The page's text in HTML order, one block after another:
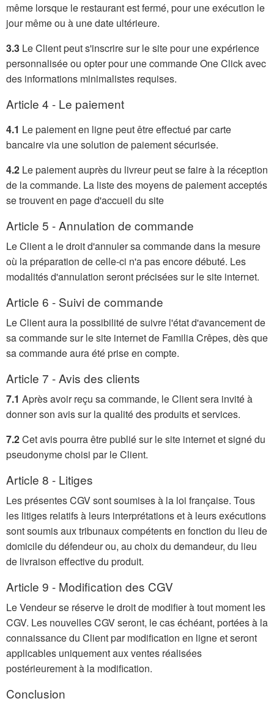
même lorsque le restaurant est fermé, pour une exécution le
jour même ou à une date ultérieure.
3.3 Le Client peut s'inscrire sur le site pour une expérience
personnalisée ou opter pour une commande One Click avec
des informations minimalistes requises.
Article 4 - Le paiement
4.1 Le paiement en ligne peut être effectué par carte
bancaire via une solution de paiement sécurisée.
4.2 Le paiement auprès du livreur peut se faire à la réception
de la commande. La liste des moyens de paiement acceptés
se trouvent en page d'accueil du site
Article 5 - Annulation de commande
Le Client a le droit d'annuler sa commande dans la mesure
où la préparation de celle-ci n'a pas encore débuté. Les
modalités d'annulation seront précisées sur le site internet.
Article 6 - Suivi de commande
Le Client aura la possibilité de suivre l'état d'avancement de
sa commande sur le site internet de Familia Crêpes, dès que
sa commande aura été prise en compte.
Article 7 - Avis des clients
7.1 Après avoir reçu sa commande, le Client sera invité à
donner son avis sur la qualité des produits et services.
7.2Cet avis pourra être publié sur le site internet et signé du
pseudonyme choisi par le Client.
Article 8 - Litiges
Les présentes CGV sont soumises à la loi française. Tous
les litiges relatifs à leurs interprétations et à leurs exécutions
sont soumis aux tribunaux compétents en fonction du lieu de
domicile du défendeur ou, au choix du demandeur, du lieu
de livraison effective du produit.
Article 9 - Modification des CGV
Le Vendeur se réserve le droit de modifier à tout moment les
CGV. Les nouvelles CGV seront, le cas échéant, portées à la
connaissance du Client par modification en ligne et seront
applicables uniquement aux ventes réalisées
postérieurement à la modification.
Conclusion